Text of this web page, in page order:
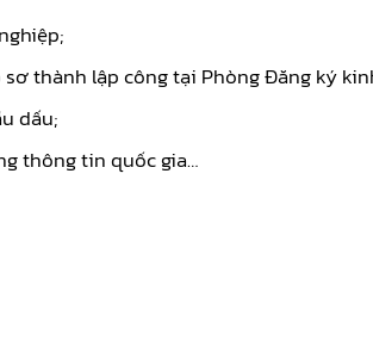
thành lập công tại Phòng Đăng ký
dấu;
thông tin quốc gia…